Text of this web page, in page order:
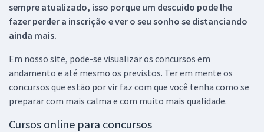
sempre atualizado, isso porque um descuido pode lhe
fazer perder a inscrição e ver o seu sonho se distanciando
ainda mais.
Em nosso site, pode-se visualizar os concursos em
andamento e até mesmo os previstos. Ter em mente os
concursos que estão por vir faz com que você tenha como se
preparar com mais calma e com muito mais qualidade.
Cursos online para concursos